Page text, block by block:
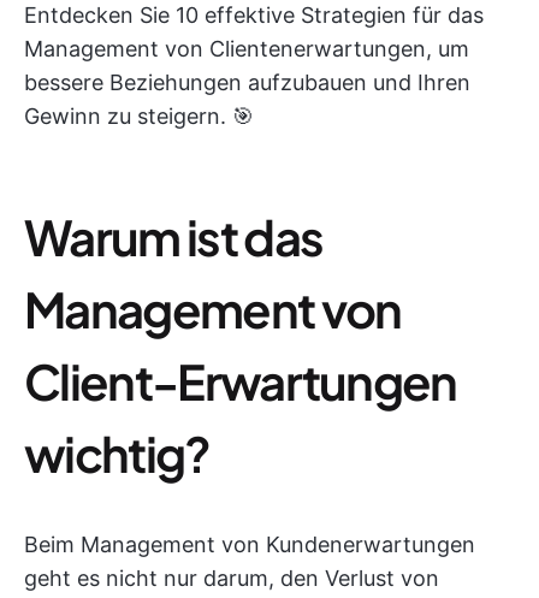
Entdecken Sie 10 effektive Strategien für das
Management von Clientenerwartungen, um
bessere Beziehungen aufzubauen und Ihren
Gewinn zu steigern. 🎯
Warum ist das
Management von
Client-Erwartungen
wichtig?
Beim Management von Kundenerwartungen
geht es nicht nur darum, den Verlust von